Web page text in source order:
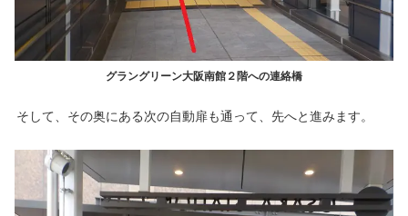
グラングリーン大阪南館２階への連絡橋
そして、その奥にある次の自動扉も通って、先へと進みます。